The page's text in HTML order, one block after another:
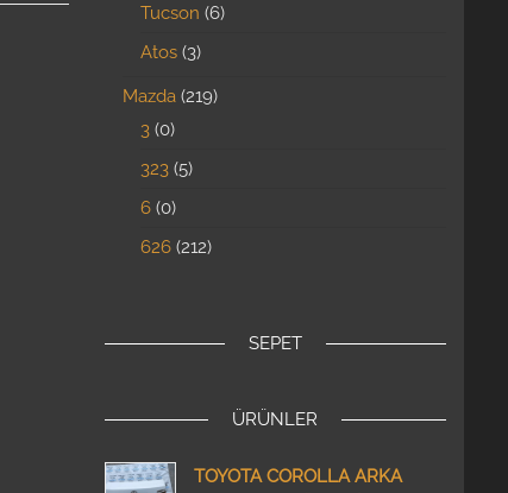
Tucson 6
Atos 3
Mazda 219
3 0
323 5
6 0
626 212
SEPET
ÜRÜNLER
TOYOTA COROLLA ARKA